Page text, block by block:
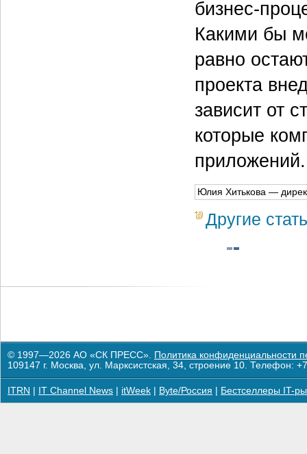
бизнес-
Какими бы
равно
проекта
зависит от
которые
приложений.
Юлия Хитькова —
Другие
© 1997—2026 АО «СК ПРЕСС». Политика конфиденциальности
109147 г. Москва, ул. Марксистская, 34, строение 10. Телефон:
ITRN IT Channel News itWeek Byte/Россия Бестселлеры IT-